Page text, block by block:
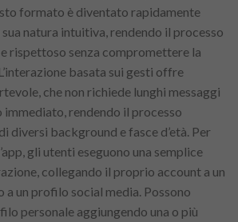
formato è diventato rapidamente
natura intuitiva, rendendo il processo
rispettoso senza compromettere la
basata sui gesti offre
che non richiede lunghi messaggi
rendendo il processo
diversi background e fasce d’età. Per
gli utenti eseguono una semplice
collegando il proprio account a un
a un profilo social media. Possono
personale aggiungendo una o più